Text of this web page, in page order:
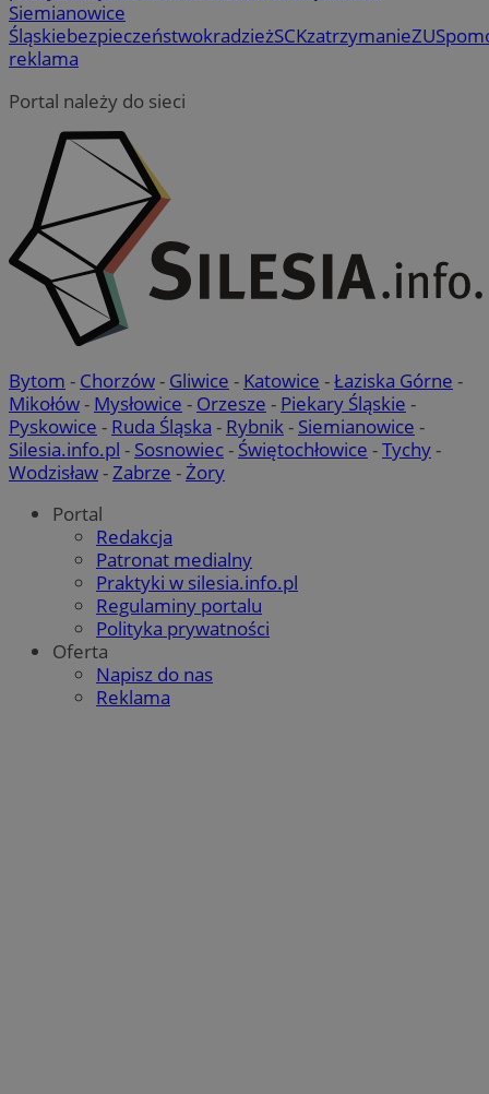
Siemianowice
ŚląskiebezpieczeństwokradzieżSCKzatrzymanieZUS
reklama
Portal należy do sieci
Bytom - Chorzów- Gliwice - Katowice -Łaziska Górne -
Mikołów- Mysłowice - Orzesze - Piekary Śląskie -
Pyskowice - Ruda Śląska - Rybnik- Siemianowice -
Silesia.info.pl - Sosnowiec- Świętochłowice -Tychy-
Wodzisław-Zabrze -Żory
Portal
Redakcja
Patronat medialny
Praktyki w silesia.info.pl
Regulaminy portalu
Polityka prywatności
Oferta
Napisz do nas
Reklama